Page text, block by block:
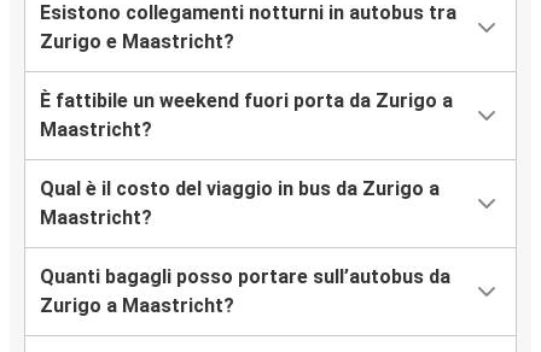
Esistono collegamenti notturni in autobus tra
Zurigo e Maastricht?
È fattibile un weekend fuori porta da Zurigo a
Maastricht?
Qual è il costo del viaggio in bus da Zurigo a
Maastricht?
Quanti bagagli posso portare sull’autobus da
Zurigo a Maastricht?